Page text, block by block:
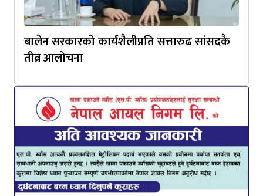
बालेन सरकारको कार्यशैलीप्रति सत्तारुढ सांसदकै
तीव्र आलोचना